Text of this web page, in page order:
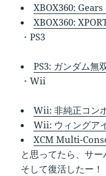
XBOX360:
XBOX360:
・PS3
PS3: ガンダム無
・Wii
Wii: 非純正コン
Wii: ウィングア
XCM Multi-
と思ってたら、サー
そして復活したー！